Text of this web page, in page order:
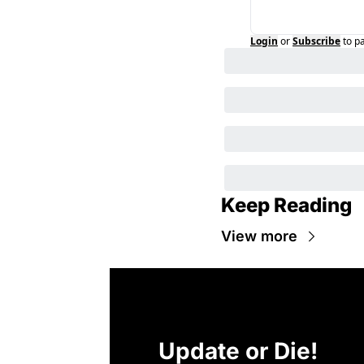
Login orSubscribeto
Keep Reading
View more
Update or Die!